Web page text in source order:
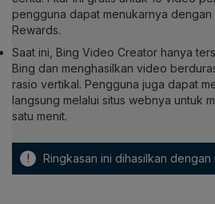
pengguna dapat menukarnya
Rewards.
Saat ini, Bing Video Creator hanya
Bing dan menghasilkan video
rasio vertikal. Pengguna juga dapat
langsung melalui situs webnya untuk
satu menit.
! Ringkasan ini dihasilkan dengan